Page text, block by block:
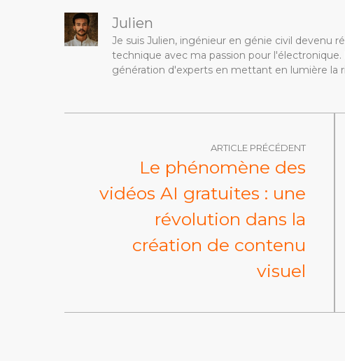
Julien
Je suis Julien, ingénieur en génie civil devenu
technique avec ma passion pour
génération d'experts en mettant en lumière la
ARTICLE PRÉCÉDENT
Le phénomène des
vidéos AI gratuites : une
révolution dans la
création de contenu
visuel